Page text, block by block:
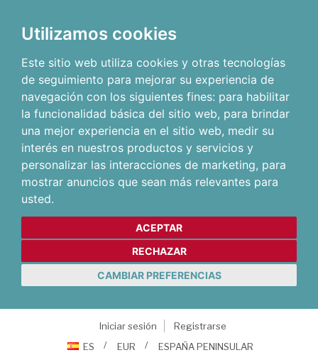
Utilizamos cookies
Este sitio web utiliza cookies y otras tecnologías
de seguimiento para mejorar su experiencia de
navegación con los siguientes fines: para habilitar
la funcionalidad básica del sitio web, para brindar
una mejor experiencia en el sitio web, medir su
interés en nuestros productos y servicios y
personalizar las interacciones de marketing, para
mostrar anuncios que sean más relevantes para
usted.
ACEPTAR
RECHAZAR
CAMBIAR PREFERENCIAS
Iniciar sesión
Registrarse
ES
EUR ESPAÑA PENINSULAR